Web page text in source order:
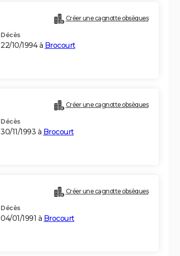
Créer une cagnotte obsèques
Décès
22/10/1994 à Brocourt
Créer une cagnotte obsèques
Décès
30/11/1993 à Brocourt
Créer une cagnotte obsèques
Décès
04/01/1991 à Brocourt